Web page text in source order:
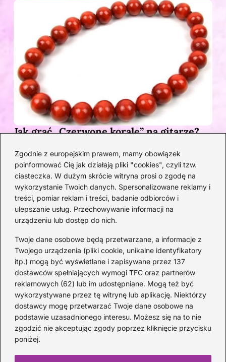
Zgodnie z europejskim prawem, mamy obowiązek
poinformować Cię jak działają pliki "cookies", czyli tzw.
ciasteczka. W dużym skrócie witryna prosi o zgodę na
wykorzystanie Twoich danych. Spersonalizowane reklamy i
treści, pomiar reklam i treści, badanie odbiorców i
ulepszanie usług. Przechowywanie informacji na
urządzeniu lub dostęp do nich.
Twoje dane osobowe będą przetwarzane, a informacje z
Twojego urządzenia (pliki cookie, unikalne identyfikatory
itp.) mogą być wyświetlane i zapisywane przez 137
dostawców spełniających wymogi TFC oraz partnerów
reklamowych (62) lub im udostępniane. Mogą też być
wykorzystywane przez tę witrynę lub aplikację. Niektórzy
dostawcy mogę przetwarzać Twoje dane osobowe na
podstawie uzasadnionego interesu. Możesz się na to nie
zgodzić nie akceptując zgody poprzez kliknięcie przycisku
poniżej.
Jak grać „Czerwone korale” na gitarze?
opisem
Kategorie
Artyści(33)
DJ(21)
Epoka Baroku(15)
Instrumenty(43)
Kompozytorzy(23)
Koncerty(32)
Muzyka (208)
Opery(11)
Skrzypce (20)